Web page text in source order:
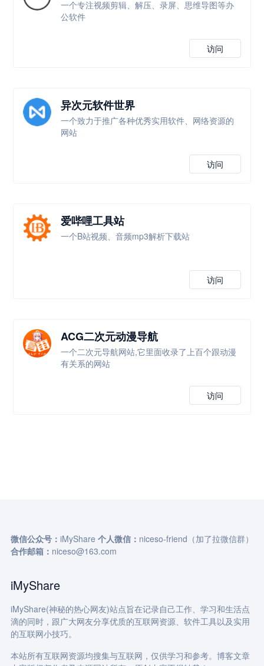
一个专注视频剪辑、解压、录屏、思维导图等办
公软件
访问
异次元软件世界
一个致力于推广各种优秀实用软件、网络资源的
网站
访问
爱哔哩工具站
一个B站视频、音频mp3解析下载站
访问
ACG二次元动漫导航
一个二次元导航网站,它里面收录了上百个跟动漫
有关系的网站
访问
微信公众号： iMyShare 个人微信： niceso-friend（加了拉微信群）
合作邮箱： niceso@163.com
iMyShare
iMyShare(神秘的热心网友)站点旨在记录自己工作、学习和生活点
滴的同时，跟广大网友分享优质的互联网资源、软件工具以及实用
的互联网小技巧。
本站所有互联网资源均搜集与互联网，仅供学习和参考。博客文章